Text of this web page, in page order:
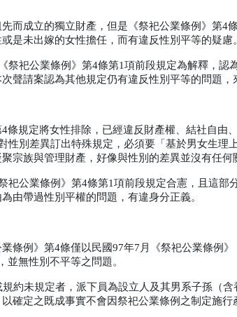
而成立的獨立財產，但是《祭祀公業條例》第4
是未出嫁的女性擔任，而有違反性別平等的疑慮。
祭祀公業條例》第4條第1項前段規定為解釋，認
聲請案認為其他規定仍有違反性別平等的問題，
4條規定將女性排除，已經違反財產權、結社自由
性別差異訂出特殊規定，必須要「基於男女生理
宗族與管理財產，好像與性別的差異並沒有任何
祀公業條例》第4條第1項前段規定合憲，且這部
由帶過性別平權的問題，有違身分正義。
條例》第4條僅以民國97年7 月《祭祀公業條例
並無性別不平等之問題。
約未規定者，派下員為設立人及其男系子孫（
確定之既成事實不會因祭祀公業條例之制定施行